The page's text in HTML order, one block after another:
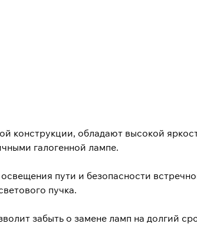
конструкции, обладают высокой
галогенной лампе.
пути и безопасности
пучка.
забыть о замене ламп на долгий